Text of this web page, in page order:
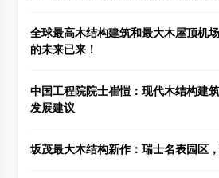
全球最高木结构建筑和最大木屋顶机
的未来已来！
中国工程院院士崔愷：现代木结构建
发展建议
坂茂最大木结构新作：瑞士名表园区